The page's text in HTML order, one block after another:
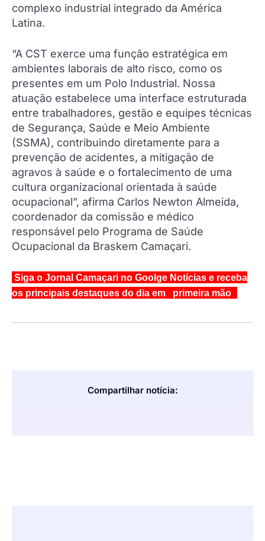
complexo industrial integrado da América
Latina.
“A CST exerce uma função estratégica em
ambientes laborais de alto risco, como os
presentes em um Polo Industrial. Nossa
atuação estabelece uma interface estruturada
entre trabalhadores, gestão e equipes técnicas
de Segurança, Saúde e Meio Ambiente
(SSMA), contribuindo diretamente para a
prevenção de acidentes, a mitigação de
agravos à saúde e o fortalecimento de uma
cultura organizacional orientada à saúde
ocupacional”, afirma Carlos Newton Almeida,
coordenador da comissão e médico
responsável pelo Programa de Saúde
Ocupacional da Braskem Camaçari.
Siga o Jornal Camaçari no Goolge Notícias e receba
os principais destaques do dia em primeira mão
Compartilhar notícia: